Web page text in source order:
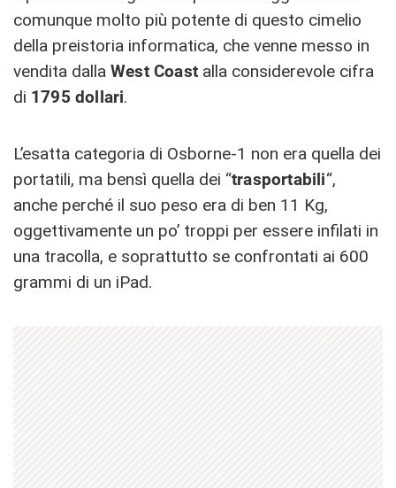
comunque molto più potente di questo cimelio
della preistoria informatica, che venne messo in
vendita dalla West Coast alla considerevole cifra
di 1795 dollari.
L’esatta categoria di Osborne-1 non era quella dei
portatili, ma bensì quella dei “trasportabili“,
anche perché il suo peso era di ben 11 Kg,
oggettivamente un po’ troppi per essere infilati in
una tracolla, e soprattutto se confrontati ai 600
grammi di un iPad.